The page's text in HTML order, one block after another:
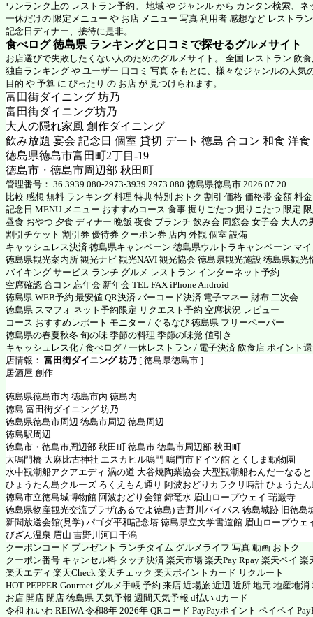
ワンランク上の レストラン予約。 地域 や ジャンル から カンタン検索、ネ
一休だけの 限定メニュー や お店 メニュー 写真 利用者 感想など レストラ
記念日ディナー、接待に是非。
食べログ 徳島県 ランキングと口コミで探せるグルメサイト
お店選びで失敗したくない人のためのグルメサイト。 全国 レストラン 飲
独自ランキング や ユーザー 口コミ 写真 をもとに、様々なジャンルの人気
目的 や 予算 に ぴったり の お店 が 見つけられます。
富田街ダイニング 坊乃
富田街ダイニング坊乃
大人の隠れ家風 創作ダイニング
飲み放題 宴会 記念日 個室 貸切 デート 徳島 合コン 和食 洋
徳島県徳島市富田町2丁目-19
徳島市・徳島市周辺部 秋田町
管理番号： 36 3939 080-2973-3939 2973 080 徳島県徳島市 2026.07.20
比較 感想 無料 ランキング 料理 特典 特別 おトク 割引 価格 価格帯 金額 料
記念日 MENU メニュー おすすめコース 食事 掘りごたつ 掘りこたつ 限定
昼食 おやつ 夕食 ディナー 晩飯 夜食 ブランチ 飲み会 同窓会 女子会 大人の
割引チケット 割引券 優待券 クーポン券 店内 外観 個室 設備
キャッシュレス決済 徳島県キャンペーン 徳島県ウルトラキャンペーン マ
徳島県観光案内所 観光ナビ 観光NAVI 観光協会 徳島県観光施設 徳島県観光
バイキング サービス ランチ グルメ レストラン インターネット予約
空席確認 合コン 忘年会 新年会 TEL FAX iPhone Android
徳島県 WEB予約 最安値 QR決済 バーコード決済 電子マネー 財布 二次会
徳島県 スマフォ ネット予約限定 リクエスト予約 空席状況 レビュー
コース おすすめレポート モニター / ぐるなび 徳島県 フリーペーパー
徳島県の春夏秋冬 旬の味 季節の料理 季節の味覚 値引き
キャッシュレス化 / 食べログ / 一休レストラン / 電子決済 飲食店 ポイント
店情報： 富田街ダイニング 坊乃 [ 徳島県徳島市 ]
居酒屋 創作
徳島県徳島市内 徳島市内 徳島内
徳島 富田街ダイニング 坊乃
徳島県徳島市周辺 徳島市周辺 徳島周辺
徳島駅周辺
徳島市・徳島市周辺部 秋田町 徳島市 徳島市周辺部 秋田町
大鳴門橋 大麻比古神社 エスカヒル鳴門 鳴門市ドイツ館 とくしま動物園
水中観潮船アクアエディ 渦の道 大谷焼陶業協会 大型観潮船わんだーなると
ひょうたん島クルーズ ろくえもん通り 阿波おどりカラクリ時計 ひょうた
徳島市立徳島城博物館 阿波おどり会館 錦竜水 眉山ロープウェイ 瑞巌寺
徳島県物産観光交流プラザ(あるでよ徳島) 吉野川バイパス 徳島城跡 旧徳島
新聞放送会館(見学) パゴダ平和記念塔 徳島県立文学書道館 眉山ロープウェ
びざん温泉 眉山 吉野川河口干潟
クーポンコード プレゼント ランチタイム グルメライフ 写真 動画 おトク
クーポン番号 キャンセル料 タッチ決済 楽天市場 楽天Pay Rpay 楽天ペイ 楽
楽天エディ 楽天Check 楽天チェック 楽天ポイントカード リクルート
HOT PEPPER Gourmet グルメ手帳 予約 来店 近場旅 近辺 近所 地元 地産地
お店 開店 閉店 徳島県 天気予報 週間天気予報 d払い dカード
令和 れいわ REIWA 令和8年 2026年 QRコード PayPayポイント ペイペイ